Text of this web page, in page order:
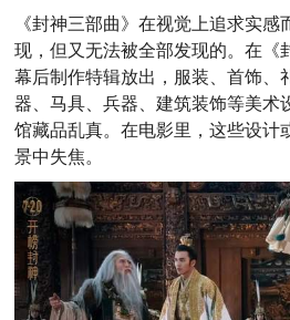
《封神三部曲》在视觉上追求实
现，但又无法被全部发现的。在《
幕后制作特辑放出，服装、首饰、
器、马具、兵器、建筑装饰等美术
馆藏品乱真。在电影里，这些设计
景中失焦。